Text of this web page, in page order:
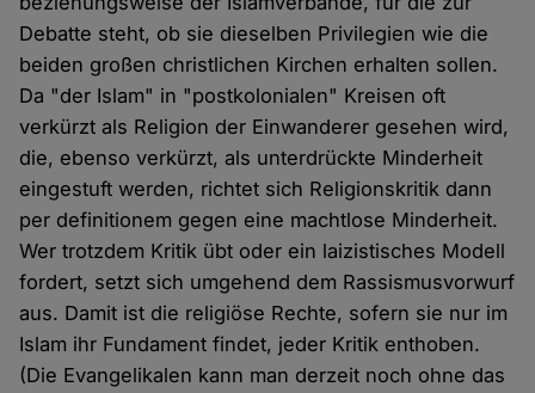
Debatte steht, ob sie dieselben Privilegien wie die
beiden großen christlichen Kirchen erhalten sollen.
Da "der Islam" in "postkolonialen" Kreisen oft
verkürzt als Religion der Einwanderer gesehen wird,
die, ebenso verkürzt, als unterdrückte Minderheit
eingestuft werden, richtet sich Religionskritik dann
per definitionem gegen eine machtlose Minderheit.
Wer trotzdem Kritik übt oder ein laizistisches Modell
fordert, setzt sich umgehend dem Rassismusvorwurf
aus. Damit ist die religiöse Rechte, sofern sie nur im
Islam ihr Fundament findet, jeder Kritik enthoben.
(Die Evangelikalen kann man derzeit noch ohne das